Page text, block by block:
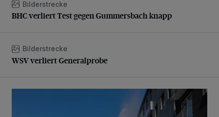
BHC verliert Test gegen Gummersbach knapp
Bilderstrecke
BHC verliert Test gegen Gummersbach knapp
WSV verliert Generalprobe
Bilderstrecke
WSV verliert Generalprobe